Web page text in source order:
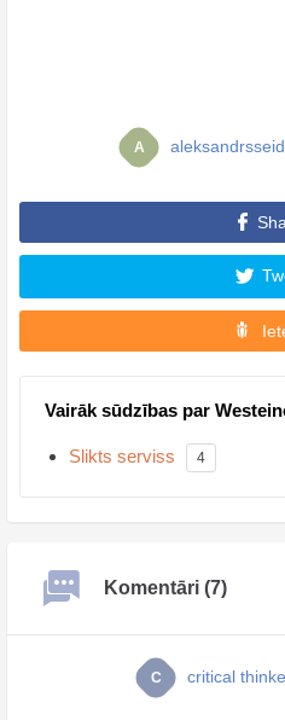
A
Vairāk sūdzības par
Slikts serviss 4
Komentāri (7)
C critical